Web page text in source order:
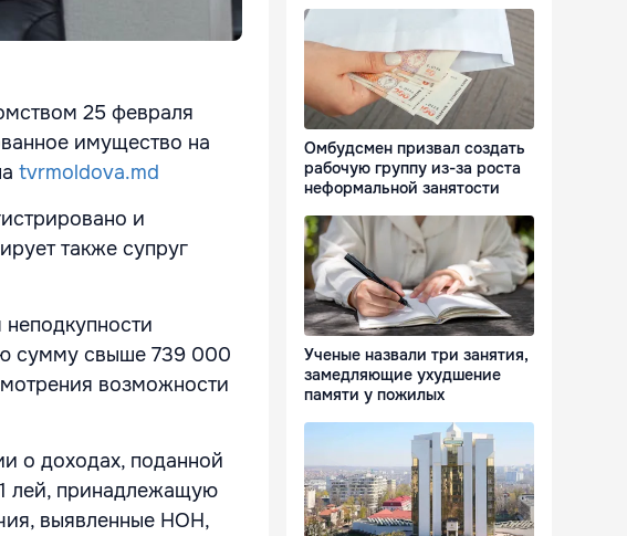
25 февраля
имущество на
tvrmoldova.md
и
также супруг
сумму свыше 739 000
возможности
о доходах, поданной
лей, принадлежащую
выявленные НОН,
Омбудсмен призвал создать
рабочую группу из-за роста
неформальной занятости
Ученые назвали три занятия,
замедляющие ухудшение
памяти у пожилых